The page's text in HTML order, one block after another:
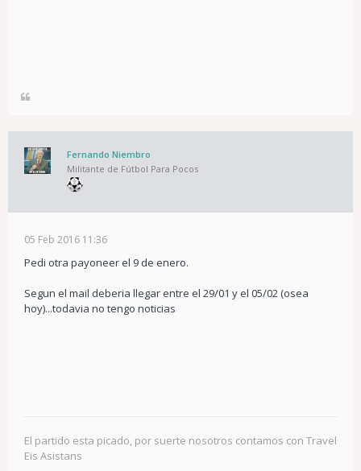
Fernando Niembro
Militante de Fútbol Para Pocos
05 Feb 2016 11:36
Pedi otra payoneer el 9 de enero.
Segun el mail deberia llegar entre el 29/01 y el 05/02 (osea
hoy)...todavia no tengo noticias
El partido esta picado, por suerte nosotros contamos con Travel
Eis Asistans